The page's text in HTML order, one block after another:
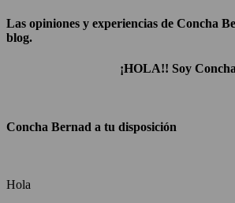
Las opiniones y experiencias de Concha
blog.
¡HOLA!! Soy
Concha Bernad a tu disposición
Hola